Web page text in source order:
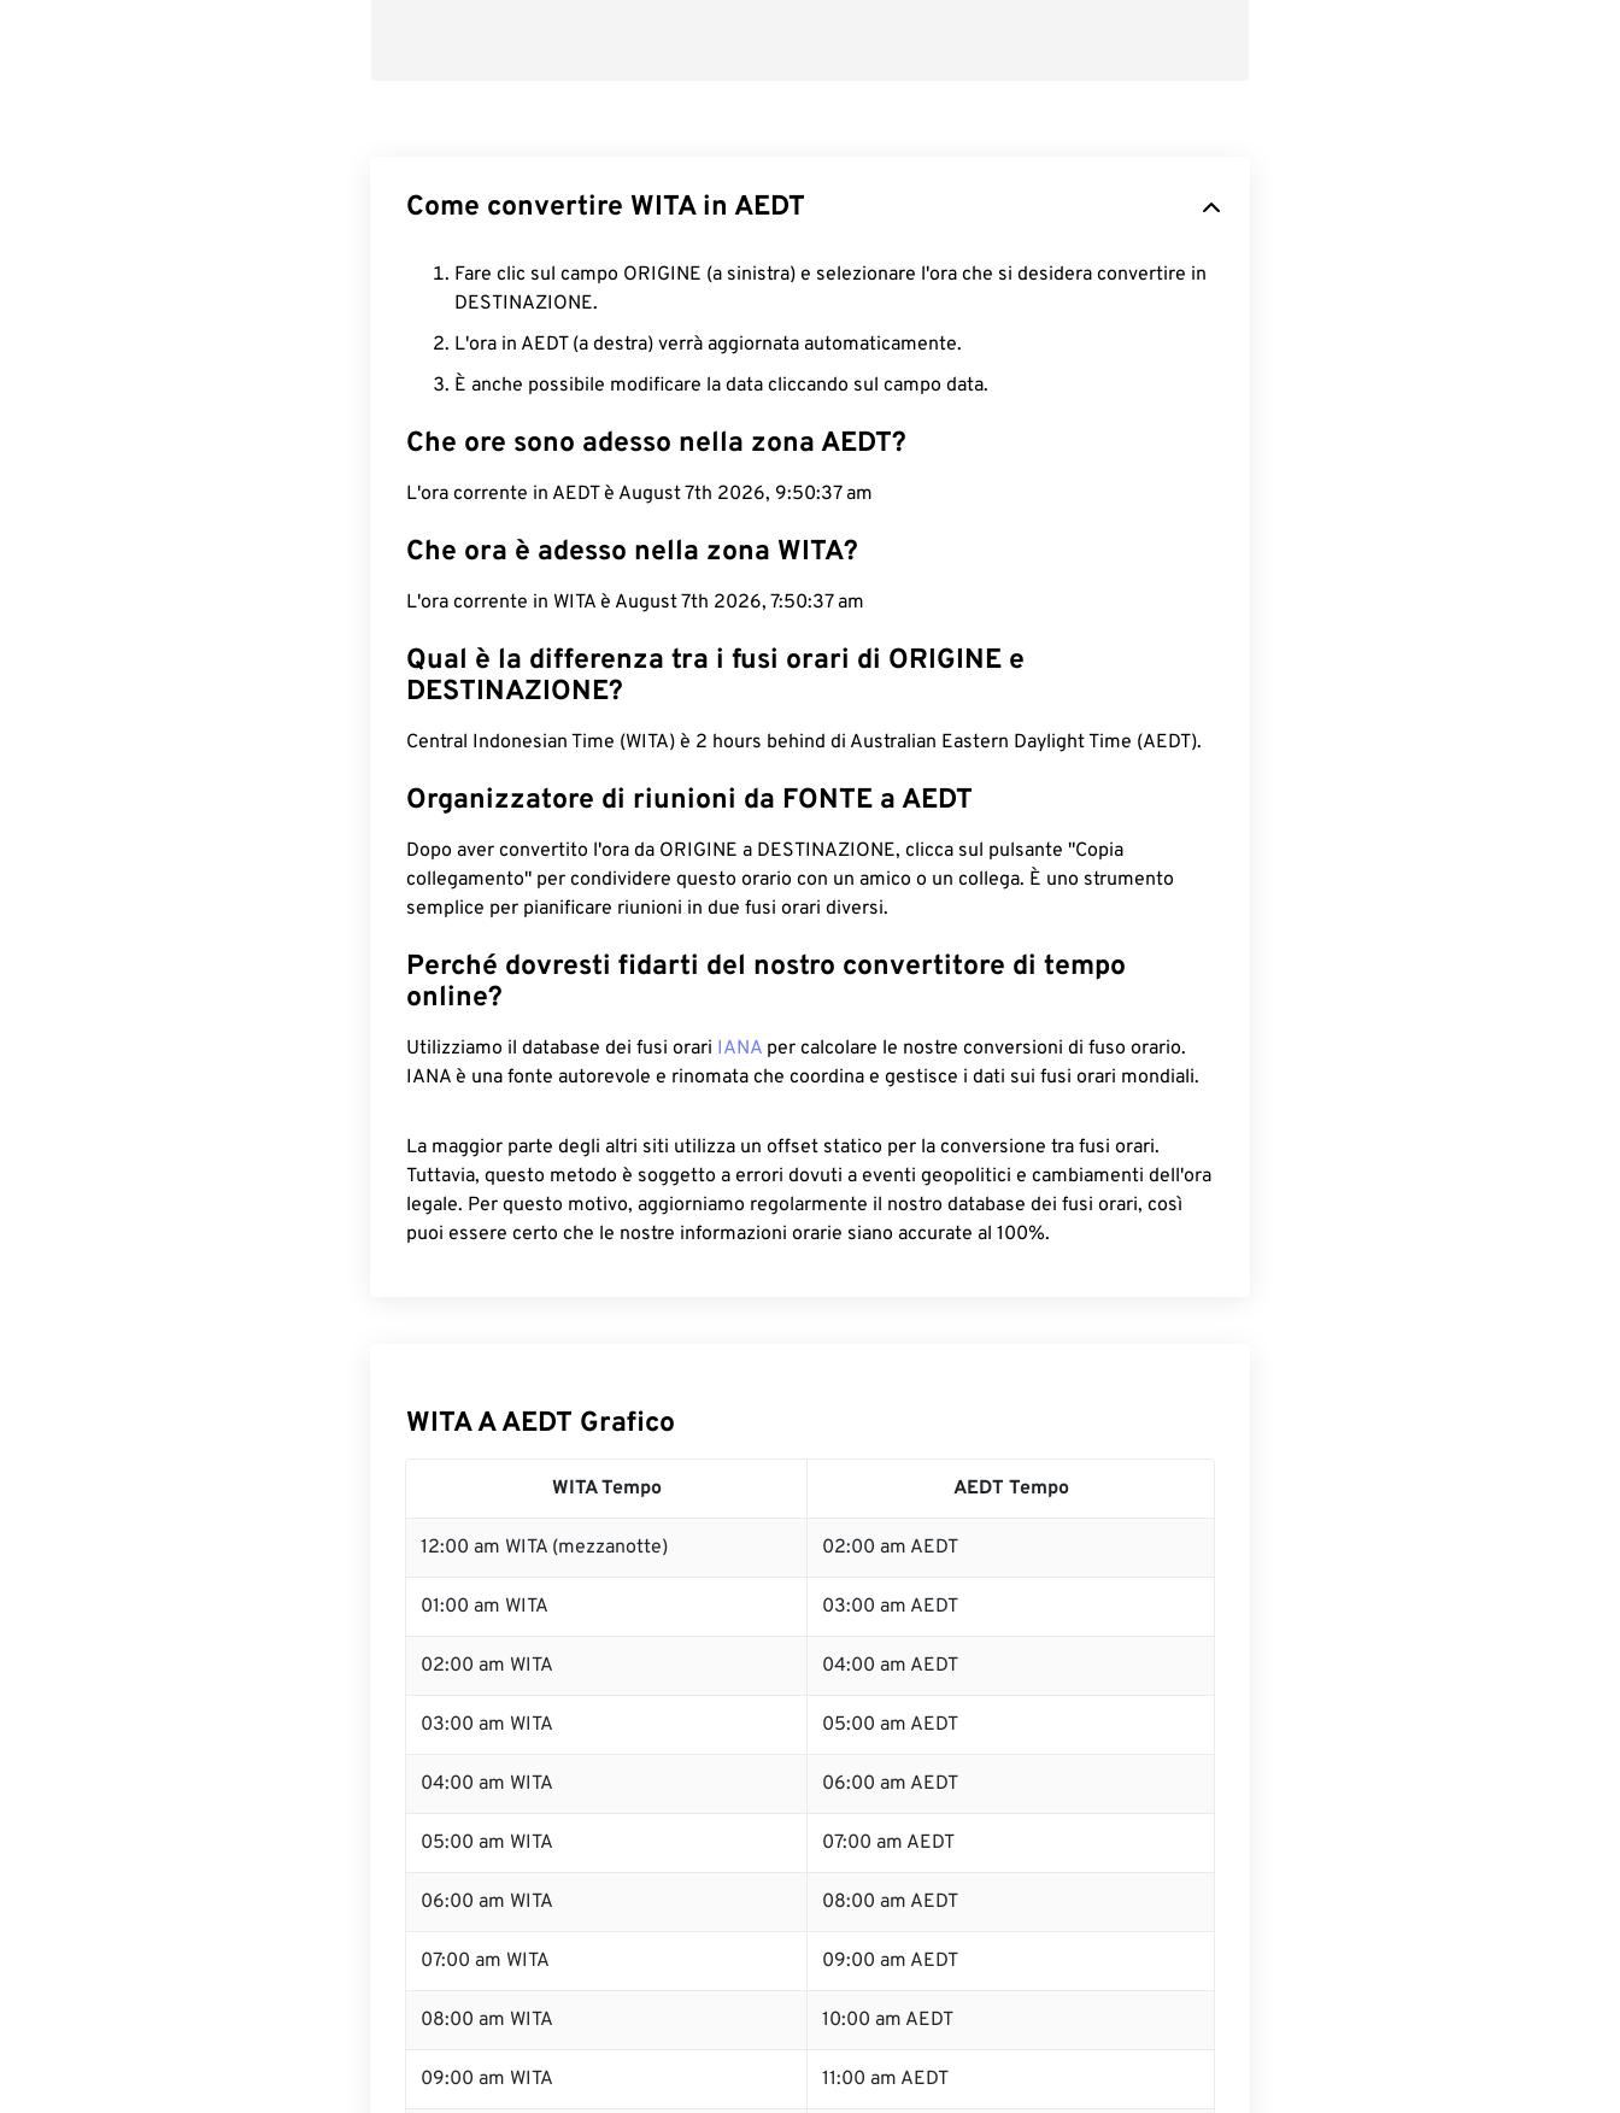
Come convertire WITA in AEDT
Fare clic sul campo ORIGINE (a sinistra) e selezionare l'ora che si desidera convertire in
DESTINAZIONE.
L'ora in AEDT (a destra) verrà aggiornata automaticamente.
È anche possibile modificare la data cliccando sul campo data.
Che ore sono adesso nella zona AEDT?
L'ora corrente in AEDT è August 7th 2026, 9:50:38 am
Che ora è adesso nella zona WITA?
L'ora corrente in WITA è August 7th 2026, 7:50:38 am
Qual è la differenza tra i fusi orari di ORIGINE e
DESTINAZIONE?
Central Indonesian Time (WITA) è 2 hours behind di Australian Eastern Daylight Time (AEDT).
Organizzatore di riunioni da FONTE a AEDT
Dopo aver convertito l'ora da ORIGINE a DESTINAZIONE, clicca sul pulsante "Copia
collegamento" per condividere questo orario con un amico o un collega. È uno strumento
semplice per pianificare riunioni in due fusi orari diversi.
Perché dovresti fidarti del nostro convertitore di tempo
online?
Utilizziamo il database dei fusi orari IANA per calcolare le nostre conversioni di fuso orario.
IANA è una fonte autorevole e rinomata che coordina e gestisce i dati sui fusi orari mondiali.
La maggior parte degli altri siti utilizza un offset statico per la conversione tra fusi orari.
Tuttavia, questo metodo è soggetto a errori dovuti a eventi geopolitici e cambiamenti dell'ora
legale. Per questo motivo, aggiorniamo regolarmente il nostro database dei fusi orari, così
puoi essere certo che le nostre informazioni orarie siano accurate al 100%.
WITA A AEDT Grafico
WITA Tempo AEDT Tempo
12:00 am WITA (mezzanotte) 02:00 am AEDT
01:00 am WITA 03:00 am AEDT
02:00 am WITA 04:00 am AEDT
03:00 am WITA 05:00 am AEDT
04:00 am WITA 06:00 am AEDT
05:00 am WITA 07:00 am AEDT
06:00 am WITA 08:00 am AEDT
07:00 am WITA 09:00 am AEDT
08:00 am WITA 10:00 am AEDT
09:00 am WITA 11:00 am AEDT